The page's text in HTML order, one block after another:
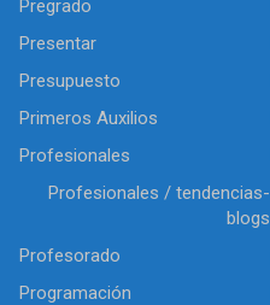
Pregrado
Presentar
Presupuesto
Primeros Auxilios
Profesionales
Profesionales / tendencias-
blogs
Profesorado
Programación